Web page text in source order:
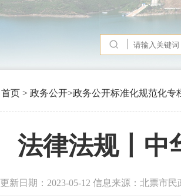
首页 > 政务公开>政务公开标准化规范化专
法律法规丨中
更新日期：2023-05-12 信息来源：北票市